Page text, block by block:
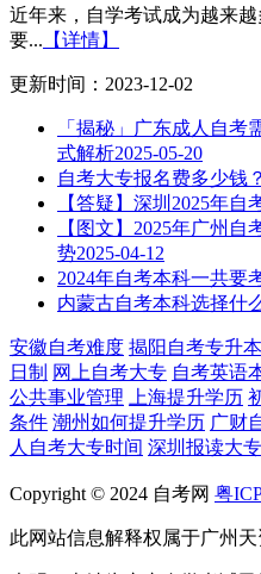
近年来，自学考试成为越来
要... 【详情】
更新时间：2023-12-02
「揭秘」广东成人自考
式解析2025-05-20
自考大专报名费多少钱
【答疑】深圳2025年自
【图文】2025年广州
势2025-04-12
2024年自考本科一共要
内蒙古自考本科选择什
安徽自考难度 揭阳自考专升本
日制 网上自考大专 自考英语
公共事业管理
上海提升学历
条件 潮州如何提升学历 广财
人自考大专时间 深圳报读大专
Copyright © 2024 自考网 粤
此网站信息解释权属于广州